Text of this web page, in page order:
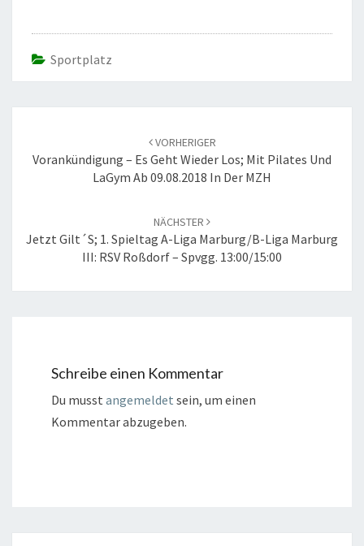
Sportplatz
VORHERIGER
Vorankündigung – Es Geht Wieder Los; Mit Pilates Und
LaGym Ab 09.08.2018 In Der MZH
NÄCHSTER
Jetzt Gilt´s; 1. Spieltag A-Liga Marburg/B-Liga Marburg
III: RSV Roßdorf – Spvgg. 13:00/15:00
Schreibe einen Kommentar
Du musst angemeldet sein, um einen
Kommentar abzugeben.